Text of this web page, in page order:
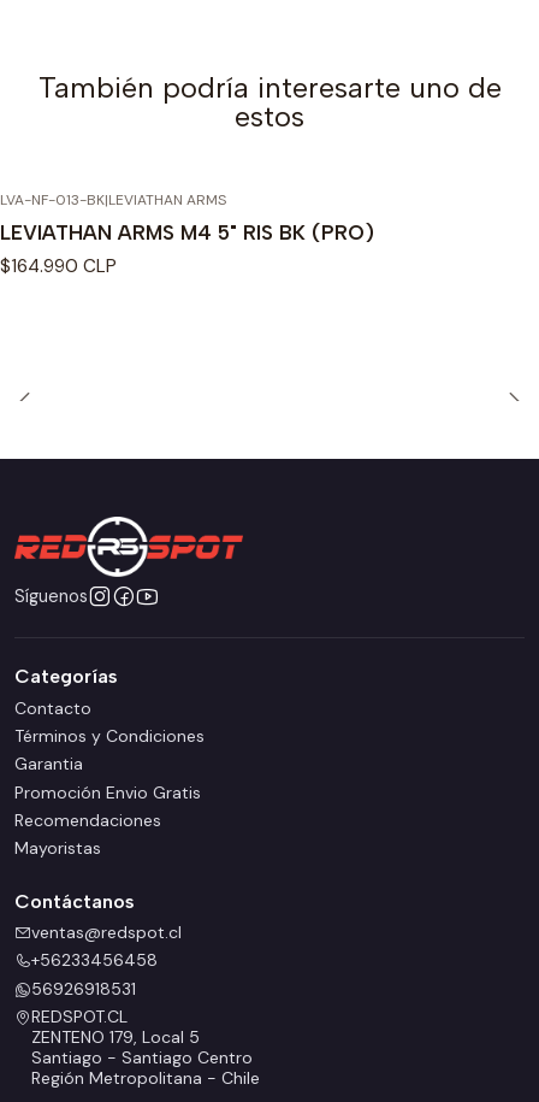
También podría interesarte uno de
estos
LVA-NF-013-BK|LEVIATHAN ARMS
LEVIATHAN ARMS M4 5" RIS BK (PRO)
$164.990 CLP
Síguenos
Categorías
Contacto
Términos y Condiciones
Garantia
Promoción Envio Gratis
Recomendaciones
Mayoristas
Contáctanos
ventas@redspot.cl
+56233456458
56926918531
REDSPOT.CL
ZENTENO 179, Local 5
Santiago - Santiago Centro
Región Metropolitana - Chile